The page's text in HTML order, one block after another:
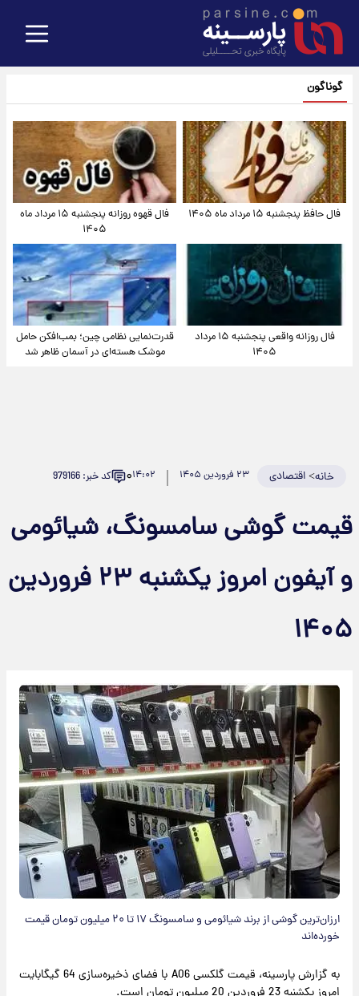
گوناگون
فال حافظ پنجشنبه ۱۵ مرداد ماه ۱۴۰۵
فال قهوه روزانه پنجشنبه ۱۵ مرداد ماه
۱۴۰۵
فال روزانه واقعی پنجشنبه ۱۵ مرداد
۱۴۰۵
قدرت‌نمایی نظامی چین؛ بمب‌افکن حامل
موشک هسته‌ای در آسمان ظاهر شد
خانه>اقتصادی ۲۳ فروردین ۱۴۰۵ ۱۴:۰۲۰ کد خبر: 979166
قیمت گوشی سامسونگ، شیائومی
و آیفون امروز یکشنبه ۲۳ فروردین
۱۴۰۵
ارزان‌ترین گوشی از برند شیائومی و سامسونگ ۱۷ تا ۲۰ میلیون تومان قیمت
خورده‌اند
به گزارش پارسینه، قیمت گلکسی A06 با فضای ذخیره‌سازی 64 گیگابایت